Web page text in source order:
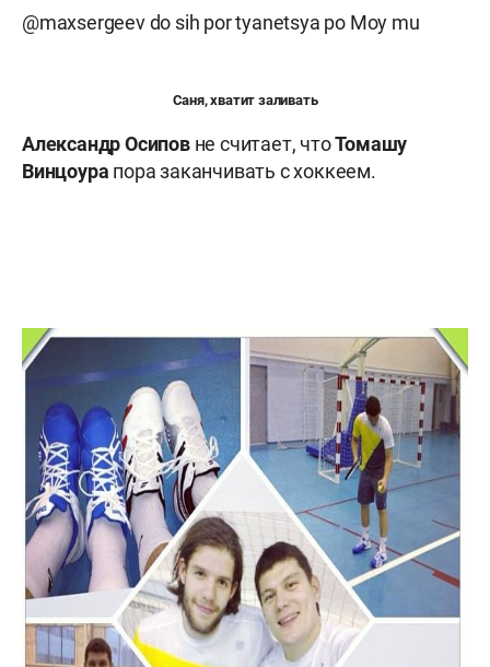
@maxsergeev do sih por tyanetsya po Moy mu
Саня, хватит заливать
Александр Осиповне считает, чтоТомашу
Винцоура пора заканчивать с хоккеем.